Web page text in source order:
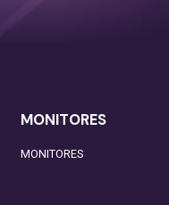
MONITORES
MONITORES